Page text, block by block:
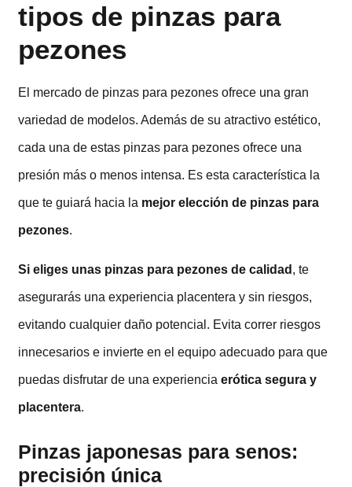
tipos de pinzas para
pezones
El mercado de pinzas para pezones ofrece una gran
variedad de modelos. Además de su atractivo estético,
cada una de estas pinzas para pezones ofrece una
presión más o menos intensa. Es esta característica la
que te guiará hacia la mejor elección de pinzas para
pezones.
Si eliges unas pinzas para pezones de calidad , te
asegurarás una experiencia placentera y sin riesgos,
evitando cualquier daño potencial. Evita correr riesgos
innecesarios e invierte en el equipo adecuado para que
puedas disfrutar de una experienciaerótica segura y
placentera.
Pinzas japonesas para senos:
precisión única